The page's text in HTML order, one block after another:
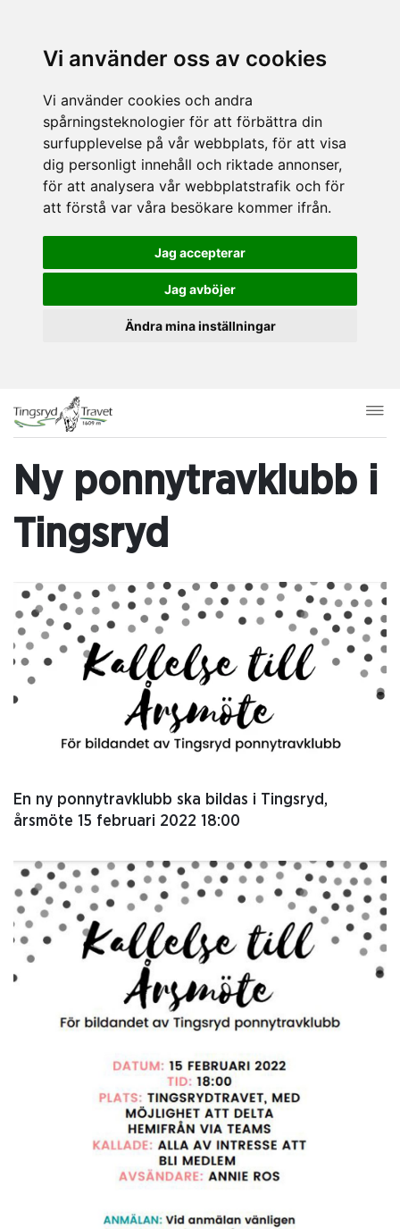
Vi använder oss av cookies
Vi använder cookies och andra
spårningsteknologier för att förbättra din
surfupplevelse på vår webbplats, för att visa
dig personligt innehåll och riktade annonser,
för att analysera vår webbplatstrafik och för
att förstå var våra besökare kommer ifrån.
Jag accepterar
Jag avböjer
Ändra mina inställningar
Ny ponnytravklubb i
Tingsryd
En ny ponnytravklubb ska bildas i Tingsryd,
årsmöte 15 februari 2022 18:00